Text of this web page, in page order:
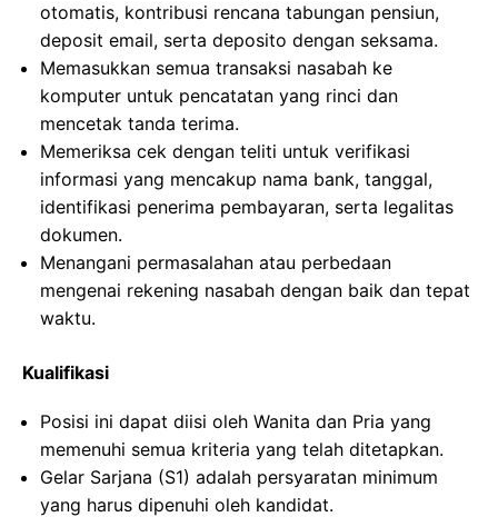
otomatis, kontribusi rencana tabungan pensiun,
deposit email, serta deposito dengan seksama.
Memasukkan semua transaksi nasabah ke
komputer untuk pencatatan yang rinci dan
mencetak tanda terima.
Memeriksa cek dengan teliti untuk verifikasi
informasi yang mencakup nama bank, tanggal,
identifikasi penerima pembayaran, serta legalitas
dokumen.
Menangani permasalahan atau perbedaan
mengenai rekening nasabah dengan baik dan tepat
waktu.
Kualifikasi
Posisi ini dapat diisi oleh Wanita dan Pria yang
memenuhi semua kriteria yang telah ditetapkan.
Gelar Sarjana (S1) adalah persyaratan minimum
yang harus dipenuhi oleh kandidat.